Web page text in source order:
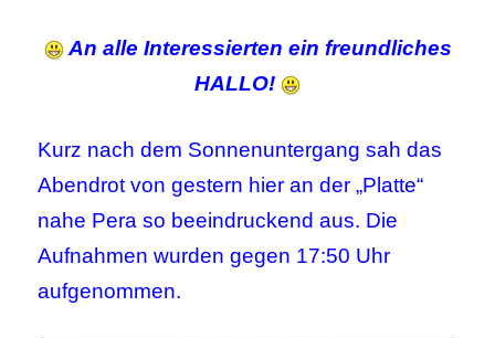
An alle Interessierten ein freundliches
HALLO!
Kurz nach dem Sonnenuntergang sah das
Abendrot von gestern hier an der „Platte“
nahe Pera so beeindruckend aus. Die
Aufnahmen wurden gegen 17:50 Uhr
aufgenommen.